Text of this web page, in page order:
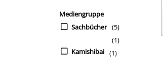
Mediengruppe
Sachbücher (5)
Kamishibai
(1)
(1)